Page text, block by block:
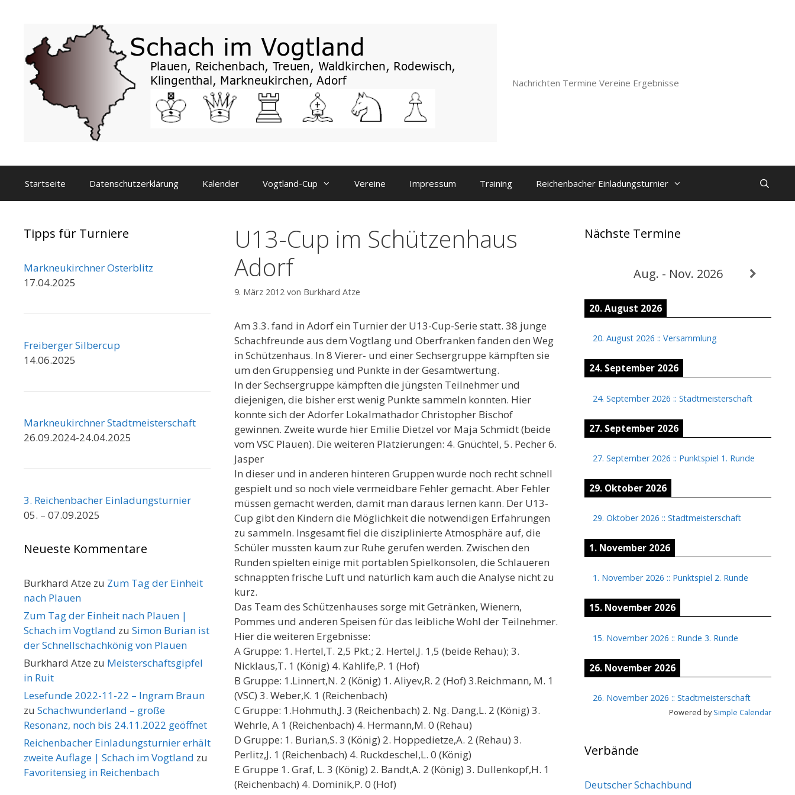
Nachrichten Termine Vereine Ergebnisse
Startseite Datenschutzerklärung Kalender Vogtland-Cup Vereine Impressum Training Reichenbacher Einladungsturnier
U13-Cup im Schützenhaus
Adorf
9. März 2012 von Burkhard Atze
Am 3.3. fand in Adorf ein Turnier der U13-Cup-Serie statt. 38 junge
Schachfreunde aus dem Vogtlang und Oberfranken fanden den Weg
in Schützenhaus. In 8 Vierer- und einer Sechsergruppe kämpften sie
um den Gruppensieg und Punkte in der Gesamtwertung.
In der Sechsergruppe kämpften die jüngsten Teilnehmer und
diejenigen, die bisher erst wenig Punkte sammeln konnten. Hier
konnte sich der Adorfer Lokalmathador Christopher Bischof
gewinnen. Zweite wurde hier Emilie Dietzel vor Maja Schmidt (beide
vom VSC Plauen). Die weiteren Platzierungen: 4. Gnüchtel, 5. Pecher 6.
Jasper
In dieser und in anderen hinteren Gruppen wurde noch recht schnell
gespielt und so noch viele vermeidbare Fehler gemacht. Aber Fehler
müssen gemacht werden, damit man daraus lernen kann. Der U13-
Cup gibt den Kindern die Möglichkeit die notwendigen Erfahrungen
zu sammeln. Insgesamt fiel die disziplinierte Atmosphäre auf, die
Schüler mussten kaum zur Ruhe gerufen werden. Zwischen den
Runden spielten einige mit portablen Spielkonsolen, die Schlaueren
schnappten frische Luft und natürlich kam auch die Analyse nicht zu
kurz.
Das Team des Schützenhauses sorge mit Getränken, Wienern,
Pommes und anderen Speisen für das leibliche Wohl der Teilnehmer.
Hier die weiteren Ergebnisse:
A Gruppe: 1. Hertel,T. 2,5 Pkt.; 2. Hertel,J. 1,5 (beide Rehau); 3.
Nicklaus,T. 1 (König) 4. Kahlife,P. 1 (Hof)
B Gruppe: 1.Linnert,N. 2 (König) 1. Aliyev,R. 2 (Hof) 3.Reichmann, M. 1
(VSC) 3. Weber,K. 1 (Reichenbach)
C Gruppe: 1.Hohmuth,J. 3 (Reichenbach) 2. Ng. Dang,L. 2 (König) 3.
Wehrle, A 1 (Reichenbach) 4. Hermann,M. 0 (Rehau)
D Gruppe: 1. Burian,S. 3 (König) 2. Hoppedietze,A. 2 (Rehau) 3.
Perlitz,J. 1 (Reichenbach) 4. Ruckdeschel,L. 0 (König)
E Gruppe 1. Graf, L. 3 (König) 2. Bandt,A. 2 (König) 3. Dullenkopf,H. 1
(Reichenbach) 4. Dominik,P. 0 (Hof)
Tipps für Turniere
Markneukirchner Osterblitz
17.04.2025
Freiberger Silbercup
14.06.2025
Markneukirchner Stadtmeisterschaft
26.09.2024-24.04.2025
3. Reichenbacher Einladungsturnier
05. – 07.09.2025
Neueste Kommentare
Burkhard Atze zu Zum Tag der Einheit
nach Plauen
Zum Tag der Einheit nach Plauen |
Schach im Vogtland zu Simon Burian ist
der Schnellschachkönig von Plauen
Burkhard Atze zu Meisterschaftsgipfel
in Ruit
Lesefunde 2022-11-22 – Ingram Braun
zu Schachwunderland – große
Resonanz, noch bis 24.11.2022 geöffnet
Reichenbacher Einladungsturnier erhält
zweite Auflage | Schach im Vogtland zu
Favoritensieg in Reichenbach
Nächste Termine
Aug. - Nov. 2026
20. August 2026
20. August 2026 :: Versammlung
24. September 2026
24. September 2026 :: Stadtmeisterschaft
27. September 2026
27. September 2026 :: Punktspiel 1. Runde
29. Oktober 2026
29. Oktober 2026 :: Stadtmeisterschaft
1. November 2026
1. November 2026 :: Punktspiel 2. Runde
15. November 2026
15. November 2026 :: Runde 3. Runde
26. November 2026
26. November 2026 :: Stadtmeisterschaft
Powered bySimple Calendar
Verbände
Deutscher Schachbund